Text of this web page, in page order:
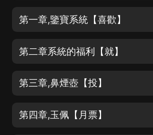
第一章,鑒寶系統【喜歡】
第二章系統的福利【就】
第三章,鼻煙壺【投】
第四章,玉佩【月票】